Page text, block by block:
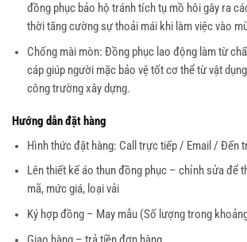
đồng phục bảo hộ tránh tích tụ mồ hôi gây ra
thời tăng cường sự thoải mái khi làm việc vào
Chống mài mòn: Đồng phục lao động làm từ
cáp giúp người mặc bảo vệ tốt cơ thể từ vật
công trường xây dựng.
Hướng dẫn đặt hàng
Hình thức đặt hàng: Call trực tiếp / Email / Đến
Lên thiết kế áo thun đồng phục – chỉnh sửa để
mã, mức giá, loại vải
Ký hợp đồng – May mẫu (Số lượng trong